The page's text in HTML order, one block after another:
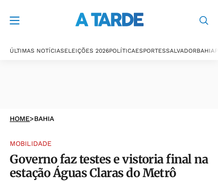
ÚLTIMAS NOTÍCIASELEIÇÕES 2026POLÍTICAESPORTESSALVADORBAHIA
HOME>BAHIA
MOBILIDADE
Governo faz testes e vistoria final na
estação Águas Claras do Metrô